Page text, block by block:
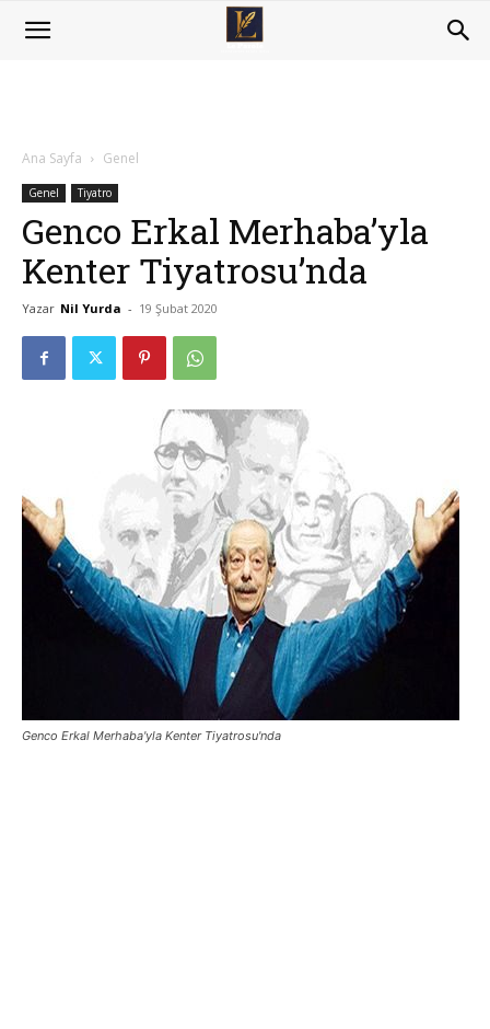
Ana Sayfa Genel
Genel Tiyatro
Genco Erkal Merhaba’yla
Kenter Tiyatrosu’nda
Yazar Nil Yurda - 19 Şubat 2020
Genco Erkal Merhaba'yla Kenter Tiyatrosu'nda